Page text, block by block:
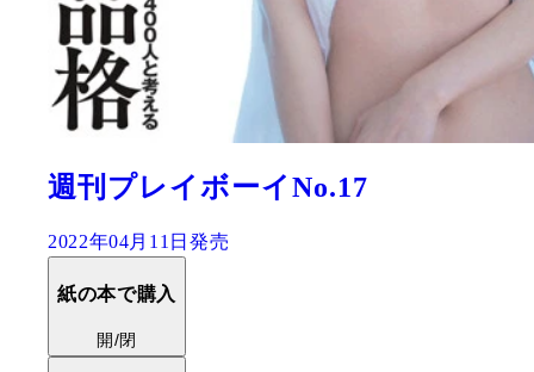
週刊プレイボーイNo.17
2022年04月11日発売
紙の本で購入
開/閉